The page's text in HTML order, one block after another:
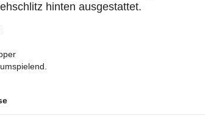
hinten ausgestattet.